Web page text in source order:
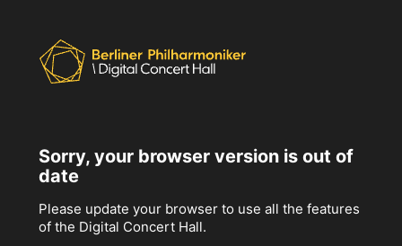
Sorry, your browser version is out of
date
Please update your browser to use all the features
of the Digital Concert Hall.